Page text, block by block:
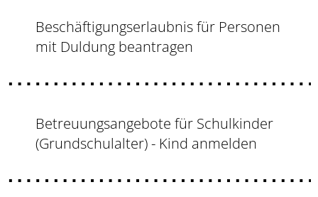
Beschäftigungserlaubnis für Personen
mit Duldung beantragen
Betreuungsangebote für Schulkinder
(Grundschulalter) - Kind anmelden